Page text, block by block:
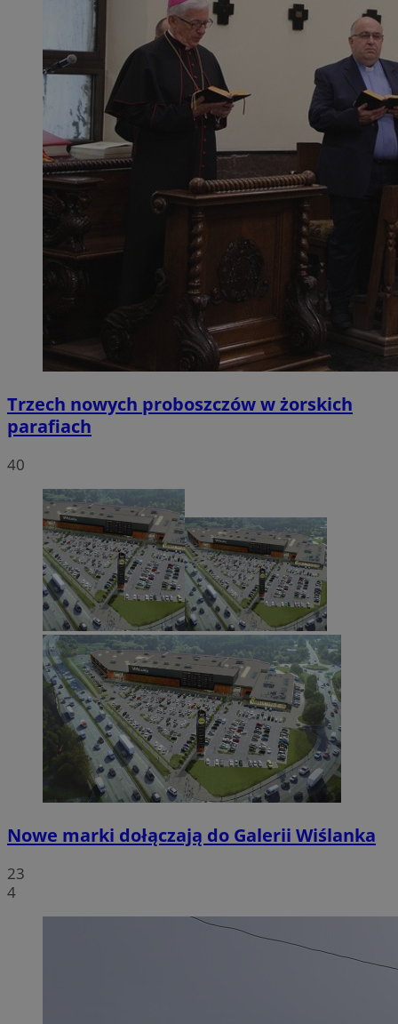
Trzech nowych proboszczów w żorskich
parafiach
40
Nowe marki dołączają do Galerii Wiślanka
23
4